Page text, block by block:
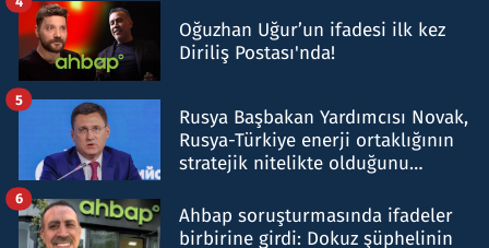
Oğuzhan Uğur’un ifadesi ilk kez
Diriliş Postası'nda!
Rusya Başbakan Yardımcısı Novak,
Rusya-Türkiye enerji ortaklığının
stratejik nitelikte olduğunu
5
Ahbap soruşturmasında ifadeler
birbirine girdi: Dokuz şüphelinin
6